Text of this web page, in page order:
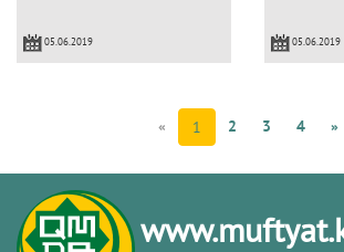
05.06.2019 05.06.2019
« 1 2 3 4 »